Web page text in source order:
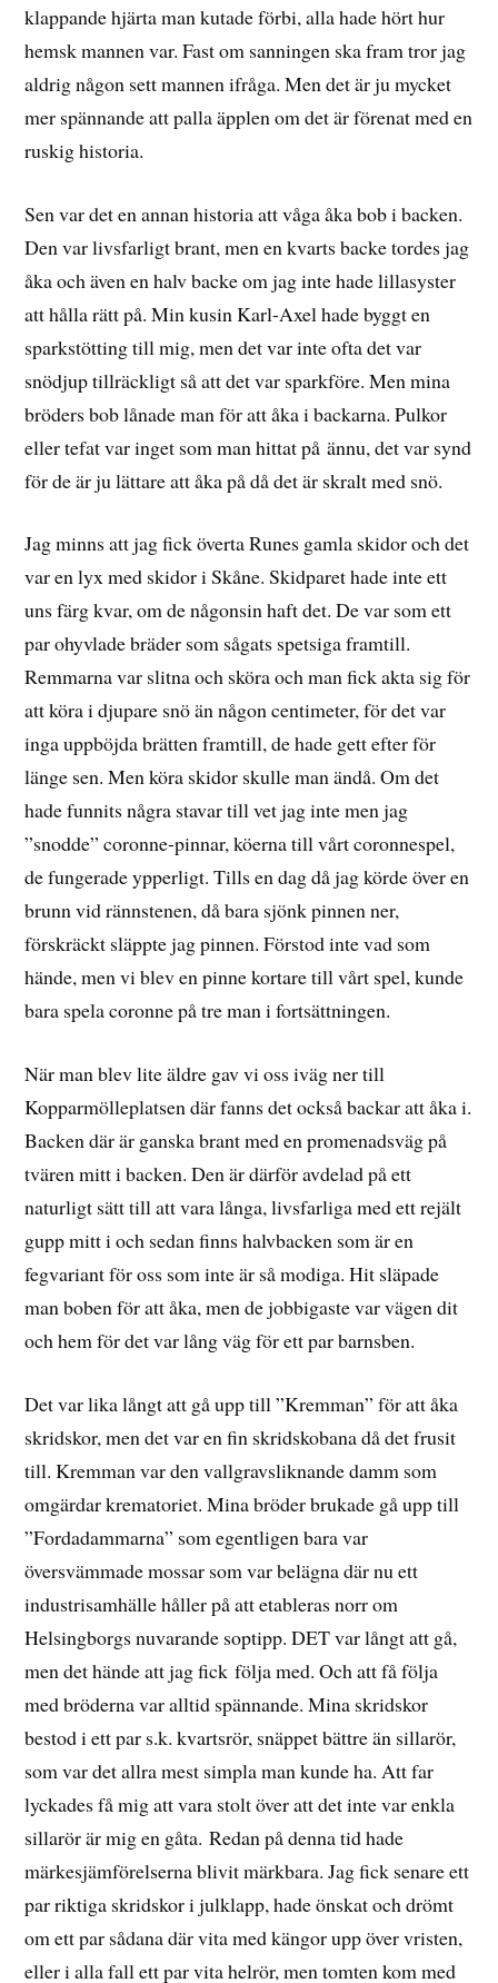
klappande hjärta man kutade förbi, alla hade hört hur
hemsk mannen var. Fast om sanningen ska fram tror jag
aldrig någon sett mannen ifråga. Men det är ju mycket
mer spännande att palla äpplen om det är förenat med en
ruskig historia.
Sen var det en annan historia att våga åka bob i backen.
Den var livsfarligt brant, men en kvarts backe tordes jag
åka och även en halv backe om jag inte hade lillasyster
att hålla rätt på. Min kusin Karl-Axel hade byggt en
sparkstötting till mig, men det var inte ofta det var
snödjup tillräckligt så att det var sparkföre. Men mina
bröders bob lånade man för att åka i backarna. Pulkor
eller tefat var inget som man hittat på ännu, det var synd
för de är ju lättare att åka på då det är skralt med snö.
Jag minns att jag fick överta Runes gamla skidor och det
var en lyx med skidor i Skåne. Skidparet hade inte ett
uns färg kvar, om de någonsin haft det. De var som ett
par ohyvlade bräder som sågats spetsiga framtill.
Remmarna var slitna och sköra och man fick akta sig för
att köra i djupare snö än någon centimeter, för det var
inga uppböjda brätten framtill, de hade gett efter för
länge sen. Men köra skidor skulle man ändå. Om det
hade funnits några stavar till vet jag inte men jag
”snodde” coronne-pinnar, köerna till vårt coronnespel,
de fungerade ypperligt. Tills en dag då jag körde över en
brunn vid rännstenen, då bara sjönk pinnen ner,
förskräckt släppte jag pinnen. Förstod inte vad som
hände, men vi blev en pinne kortare till vårt spel, kunde
bara spela coronne på tre man i fortsättningen.
När man blev lite äldre gav vi oss iväg ner till
Kopparmölleplatsen där fanns det också backar att åka i.
Backen där är ganska brant med en promenadsväg på
tvären mitt i backen. Den är därför avdelad på ett
naturligt sätt till att vara långa, livsfarliga med ett rejält
gupp mitt i och sedan finns halvbacken som är en
fegvariant för oss som inte är så modiga. Hit släpade
man boben för att åka, men de jobbigaste var vägen dit
och hem för det var lång väg för ett par barnsben.
Det var lika långt att gå upp till ”Kremman” för att åka
skridskor, men det var en fin skridskobana då det frusit
till. Kremman var den vallgravsliknande damm som
omgärdar krematoriet. Mina bröder brukade gå upp till
”Fordadammarna” som egentligen bara var
översvämmade mossar som var belägna där nu ett
industrisamhälle håller på att etableras norr om
Helsingborgs nuvarande soptipp. DET var långt att gå,
men det hände att jag fick följa med. Och att få följa
med bröderna var alltid spännande. Mina skridskor
bestod i ett par s.k. kvartsrör, snäppet bättre än sillarör,
som var det allra mest simpla man kunde ha. Att far
lyckades få mig att vara stolt över att det inte var enkla
sillarör är mig en gåta. Redan på denna tid hade
märkesjämförelserna blivit märkbara. Jag fick senare ett
par riktiga skridskor i julklapp, hade önskat och drömt
om ett par sådana där vita med kängor upp över vristen,
eller i alla fall ett par vita helrör, men tomten kom med